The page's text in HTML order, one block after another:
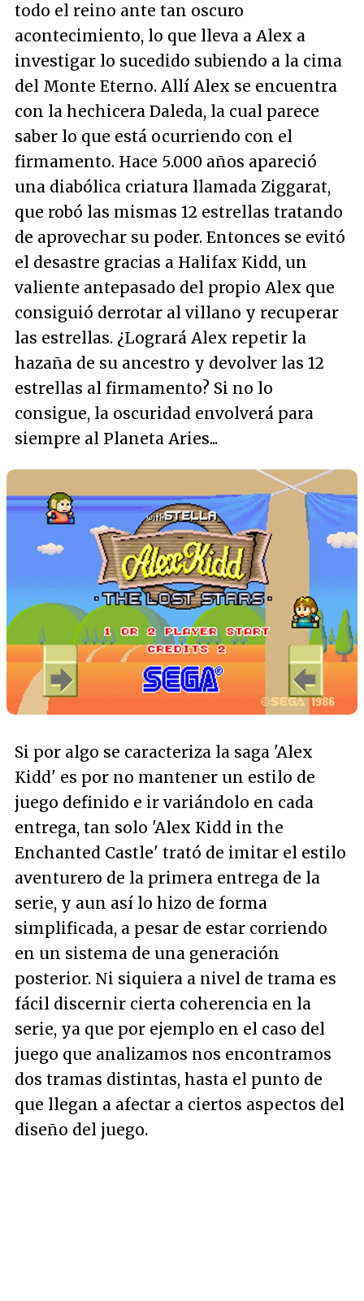
todo el reino ante tan oscuro
acontecimiento, lo que lleva a Alex a
investigar lo sucedido subiendo a la cima
del Monte Eterno. Allí Alex se encuentra
con la hechicera Daleda, la cual parece
saber lo que está ocurriendo con el
firmamento. Hace 5.000 años apareció
una diabólica criatura llamada Ziggarat,
que robó las mismas 12 estrellas tratando
de aprovechar su poder. Entonces se evitó
el desastre gracias a Halifax Kidd, un
valiente antepasado del propio Alex que
consiguió derrotar al villano y recuperar
las estrellas. ¿Logrará Alex repetir la
hazaña de su ancestro y devolver las 12
estrellas al firmamento? Si no lo
consigue, la oscuridad envolverá para
siempre al Planeta Aries...
Si por algo se caracteriza la saga 'Alex
Kidd' es por no mantener un estilo de
juego definido e ir variándolo en cada
entrega, tan solo 'Alex Kidd in the
Enchanted Castle' trató de imitar el estilo
aventurero de la primera entrega de la
serie, y aun así lo hizo de forma
simplificada, a pesar de estar corriendo
en un sistema de una generación
posterior. Ni siquiera a nivel de trama es
fácil discernir cierta coherencia en la
serie, ya que por ejemplo en el caso del
juego que analizamos nos encontramos
dos tramas distintas, hasta el punto de
que llegan a afectar a ciertos aspectos del
diseño del juego.